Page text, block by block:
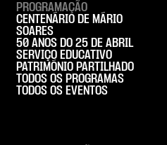
PROGRAMAÇÃO
CENTENÁRIO DE MÁRIO
SOARES
50 ANOS DO 25 DE ABRIL
SERVIÇO EDUCATIVO
PATRIMÓNIO PARTILHADO
TODOS OS PROGRAMAS
TODOS OS EVENTOS